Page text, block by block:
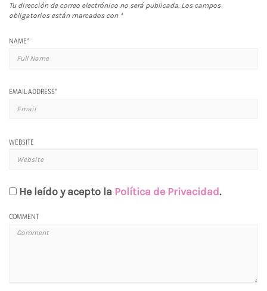
Tu dirección de correo electrónico no será publicada. Los campos
obligatorios están marcados con *
NAME*
EMAIL ADDRESS*
WEBSITE
He leído y acepto la Política de Privacidad.
COMMENT